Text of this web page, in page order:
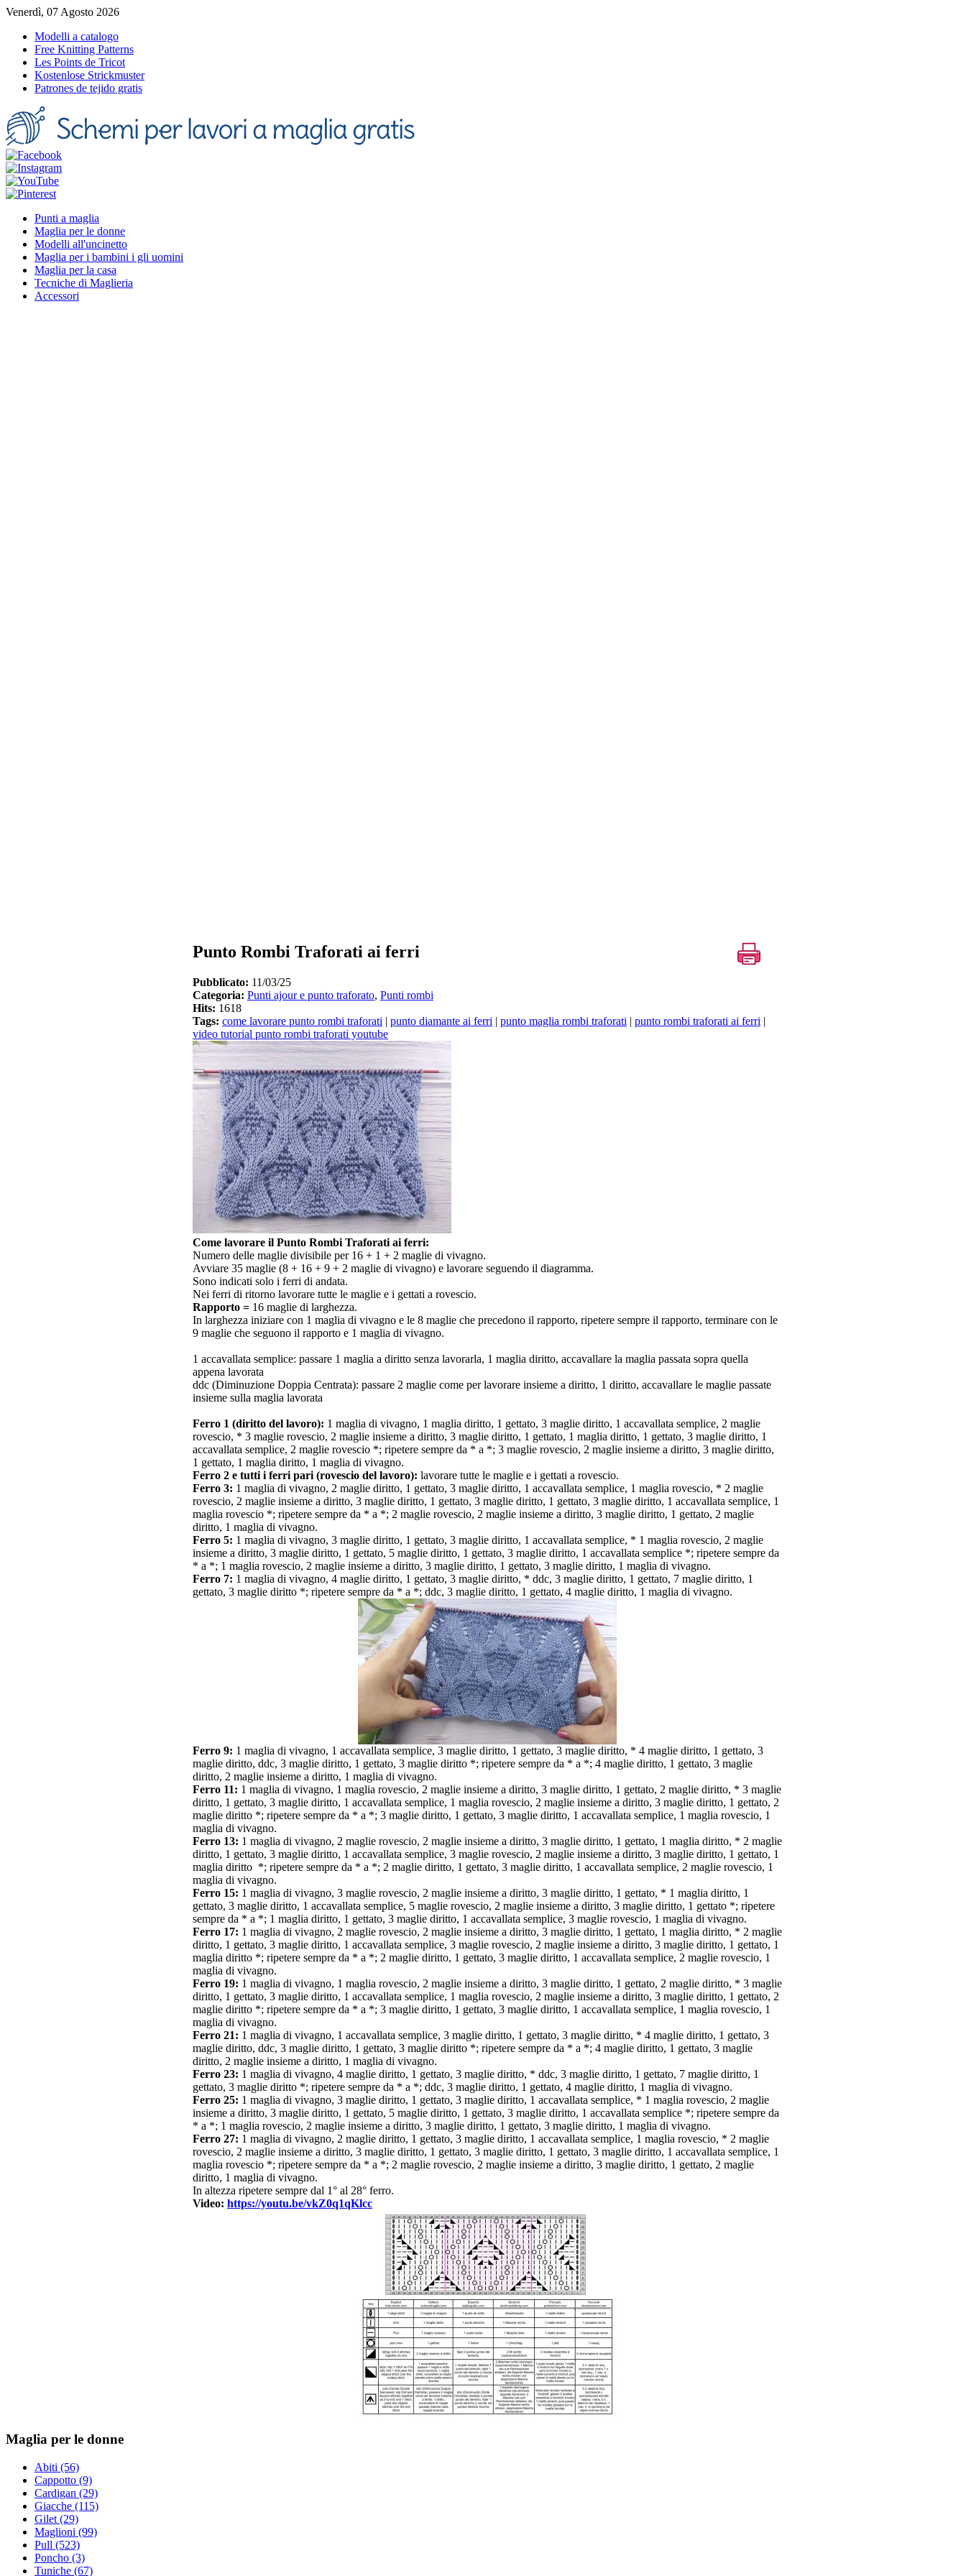
Venerdì, 07 Agosto 2026
Modelli a catalogo
Free Knitting Patterns
Les Points de Tricot
Kostenlose Strickmuster
Patrones de tejido gratis
Punti a maglia
Maglia per le donne
Modelli all'uncinetto
Maglia per i bambini i gli uomini
Maglia per la casa
Tecniche di Maglieria
Accessori
Punto Rombi Traforati ai ferri
Pubblicato: 11/03/25
Categoria: Punti ajour e punto traforato, Punti rombi
Hits: 1618
Tags: come lavorare punto rombi traforati | punto diamante ai ferri | punto maglia rombi traforati | punto rombi traforati ai ferri |
video tutorial punto rombi traforati youtube
Come lavorare il Punto Rombi Traforati ai ferri:
Numero delle maglie divisibile per 16 + 1 + 2 maglie di vivagno.
Avviare 35 maglie (8 + 16 + 9 + 2 maglie di vivagno) e lavorare seguendo il diagramma.
Sono indicati solo i ferri di andata.
Nei ferri di ritorno lavorare tutte le maglie e i gettati a rovescio.
Rapporto = 16 maglie di larghezza.
In larghezza iniziare con 1 maglia di vivagno e le 8 maglie che precedono il rapporto, ripetere sempre il rapporto, terminare con le
9 maglie che seguono il rapporto e 1 maglia di vivagno.
1 accavallata semplice: passare 1 maglia a diritto senza lavorarla, 1 maglia diritto, accavallare la maglia passata sopra quella
appena lavorata
ddc (Diminuzione Doppia Centrata): passare 2 maglie come per lavorare insieme a diritto, 1 diritto, accavallare le maglie passate
insieme sulla maglia lavorata
Ferro 1 (diritto del lavoro): 1 maglia di vivagno, 1 maglia diritto, 1 gettato, 3 maglie diritto, 1 accavallata semplice, 2 maglie
rovescio, * 3 maglie rovescio, 2 maglie insieme a diritto, 3 maglie diritto, 1 gettato, 1 maglia diritto, 1 gettato, 3 maglie diritto, 1
accavallata semplice, 2 maglie rovescio *; ripetere sempre da * a *; 3 maglie rovescio, 2 maglie insieme a diritto, 3 maglie diritto,
1 gettato, 1 maglia diritto, 1 maglia di vivagno.
Ferro 2 e tutti і ferri pari (rovescio del lavoro): lavorare tutte le maglie e i gettati a rovescio.
Ferro 3: 1 maglia di vivagno, 2 maglie diritto, 1 gettato, 3 maglie diritto, 1 accavallata semplice, 1 maglia rovescio, * 2 maglie
rovescio, 2 maglie insieme a diritto, 3 maglie diritto, 1 gettato, 3 maglie diritto, 1 gettato, 3 maglie diritto, 1 accavallata semplice, 1
maglia rovescio *; ripetere sempre da * a *; 2 maglie rovescio, 2 maglie insieme a diritto, 3 maglie diritto, 1 gettato, 2 maglie
diritto, 1 maglia di vivagno.
Ferro 5: 1 maglia di vivagno, 3 maglie diritto, 1 gettato, 3 maglie diritto, 1 accavallata semplice, * 1 maglia rovescio, 2 maglie
insieme a diritto, 3 maglie diritto, 1 gettato, 5 maglie diritto, 1 gettato, 3 maglie diritto, 1 accavallata semplice *; ripetere sempre da
* a *; 1 maglia rovescio, 2 maglie insieme a diritto, 3 maglie diritto, 1 gettato, 3 maglie diritto, 1 maglia di vivagno.
Ferro 7: 1 maglia di vivagno, 4 maglie diritto, 1 gettato, 3 maglie diritto, * ddc, 3 maglie diritto, 1 gettato, 7 maglie diritto, 1
gettato, 3 maglie diritto *; ripetere sempre da * a *; ddc, 3 maglie diritto, 1 gettato, 4 maglie diritto, 1 maglia di vivagno.
Ferro 9: 1 maglia di vivagno, 1 accavallata semplice, 3 maglie diritto, 1 gettato, 3 maglie diritto, * 4 maglie diritto, 1 gettato, 3
maglie diritto, ddc, 3 maglie diritto, 1 gettato, 3 maglie diritto *; ripetere sempre da * a *; 4 maglie diritto, 1 gettato, 3 maglie
diritto, 2 maglie insieme a diritto, 1 maglia di vivagno.
Ferro 11: 1 maglia di vivagno, 1 maglia rovescio, 2 maglie insieme a diritto, 3 maglie diritto, 1 gettato, 2 maglie diritto, * 3 maglie
diritto, 1 gettato, 3 maglie diritto, 1 accavallata semplice, 1 maglia rovescio, 2 maglie insieme a diritto, 3 maglie diritto, 1 gettato, 2
maglie diritto *; ripetere sempre da * a *; 3 maglie diritto, 1 gettato, 3 maglie diritto, 1 accavallata semplice, 1 maglia rovescio, 1
maglia di vivagno.
Ferro 13: 1 maglia di vivagno, 2 maglie rovescio, 2 maglie insieme a diritto, 3 maglie diritto, 1 gettato, 1 maglia diritto, * 2 maglie
diritto, 1 gettato, 3 maglie diritto, 1 accavallata semplice, 3 maglie rovescio, 2 maglie insieme a diritto, 3 maglie diritto, 1 gettato, 1
maglia diritto *; ripetere sempre da * a *; 2 maglie diritto, 1 gettato, 3 maglie diritto, 1 accavallata semplice, 2 maglie rovescio, 1
maglia di vivagno.
Ferro 15: 1 maglia di vivagno, 3 maglie rovescio, 2 maglie insieme a diritto, 3 maglie diritto, 1 gettato, * 1 maglia diritto, 1
gettato, 3 maglie diritto, 1 accavallata semplice, 5 maglie rovescio, 2 maglie insieme a diritto, 3 maglie diritto, 1 gettato *; ripetere
sempre da * a *; 1 maglia diritto, 1 gettato, 3 maglie diritto, 1 accavallata semplice, 3 maglie rovescio, 1 maglia di vivagno.
Ferro 17: 1 maglia di vivagno, 2 maglie rovescio, 2 maglie insieme a diritto, 3 maglie diritto, 1 gettato, 1 maglia diritto, * 2 maglie
diritto, 1 gettato, 3 maglie diritto, 1 accavallata semplice, 3 maglie rovescio, 2 maglie insieme a diritto, 3 maglie diritto, 1 gettato, 1
maglia diritto *; ripetere sempre da * a *; 2 maglie diritto, 1 gettato, 3 maglie diritto, 1 accavallata semplice, 2 maglie rovescio, 1
maglia di vivagno.
Ferro 19: 1 maglia di vivagno, 1 maglia rovescio, 2 maglie insieme a diritto, 3 maglie diritto, 1 gettato, 2 maglie diritto, * 3 maglie
diritto, 1 gettato, 3 maglie diritto, 1 accavallata semplice, 1 maglia rovescio, 2 maglie insieme a diritto, 3 maglie diritto, 1 gettato, 2
maglie diritto *; ripetere sempre da * a *; 3 maglie diritto, 1 gettato, 3 maglie diritto, 1 accavallata semplice, 1 maglia rovescio, 1
maglia di vivagno.
Ferro 21: 1 maglia di vivagno, 1 accavallata semplice, 3 maglie diritto, 1 gettato, 3 maglie diritto, * 4 maglie diritto, 1 gettato, 3
maglie diritto, ddc, 3 maglie diritto, 1 gettato, 3 maglie diritto *; ripetere sempre da * a *; 4 maglie diritto, 1 gettato, 3 maglie
diritto, 2 maglie insieme a diritto, 1 maglia di vivagno.
Ferro 23: 1 maglia di vivagno, 4 maglie diritto, 1 gettato, 3 maglie diritto, * ddc, 3 maglie diritto, 1 gettato, 7 maglie diritto, 1
gettato, 3 maglie diritto *; ripetere sempre da * a *; ddc, 3 maglie diritto, 1 gettato, 4 maglie diritto, 1 maglia di vivagno.
Ferro 25: 1 maglia di vivagno, 3 maglie diritto, 1 gettato, 3 maglie diritto, 1 accavallata semplice, * 1 maglia rovescio, 2 maglie
insieme a diritto, 3 maglie diritto, 1 gettato, 5 maglie diritto, 1 gettato, 3 maglie diritto, 1 accavallata semplice *; ripetere sempre da
* a *; 1 maglia rovescio, 2 maglie insieme a diritto, 3 maglie diritto, 1 gettato, 3 maglie diritto, 1 maglia di vivagno.
Ferro 27: 1 maglia di vivagno, 2 maglie diritto, 1 gettato, 3 maglie diritto, 1 accavallata semplice, 1 maglia rovescio, * 2 maglie
rovescio, 2 maglie insieme a diritto, 3 maglie diritto, 1 gettato, 3 maglie diritto, 1 gettato, 3 maglie diritto, 1 accavallata semplice, 1
maglia rovescio *; ripetere sempre da * a *; 2 maglie rovescio, 2 maglie insieme a diritto, 3 maglie diritto, 1 gettato, 2 maglie
diritto, 1 maglia di vivagno.
In altezza ripetere sempre dal 1° al 28° ferro.
Video: https://youtu.be/vkZ0q1qKlcc
Maglia per le donne
Abiti (56)
Cappotto (9)
Cardigan (29)
Giacche (115)
Gilet (29)
Maglioni (99)
Pull (523)
Poncho (3)
Tuniche (67)